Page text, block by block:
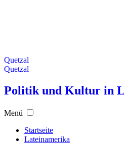
Quetzal
Quetzal
Politik und Kultur in
Menü
Startseite
Lateinamerika